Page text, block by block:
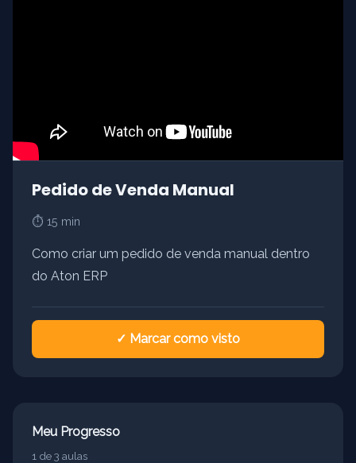
Pedido de Venda Manual
⏱ 15 min
Como criar um pedido de venda manual dentro
do Aton ERP
✓ Marcar como visto
Meu Progresso
1 de 3 aulas